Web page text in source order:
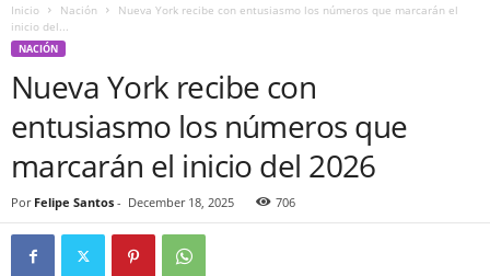
Inicio Nación
Nueva York recibe con entusiasmo los números que marcarán el
inicio del...
NACIÓN
Nueva York recibe con
entusiasmo los números que
marcarán el inicio del 2026
Por Felipe Santos - December 18, 2025 706